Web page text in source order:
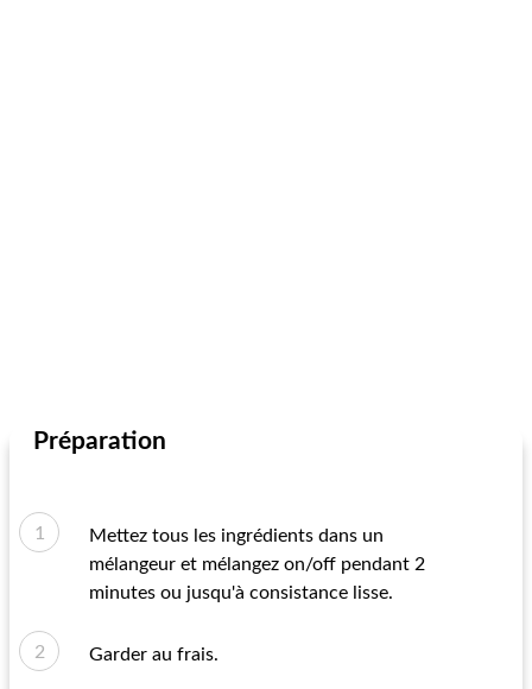
Préparation
Mettez tous les ingrédients dans un
mélangeur et mélangez on/off pendant 2
minutes ou jusqu'à consistance lisse.
Garder au frais.